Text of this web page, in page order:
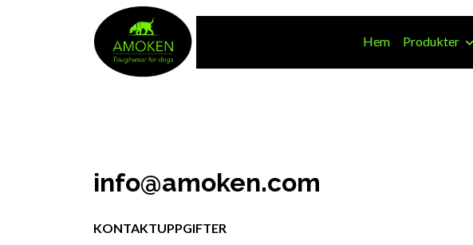
Hem Produkter
info@amoken.com
KONTAKTUPPGIFTER